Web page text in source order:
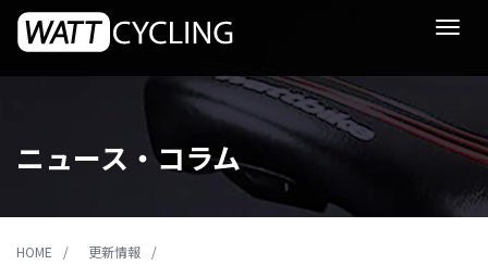
Toggle
ニュース・コラム
HOME
更新情報